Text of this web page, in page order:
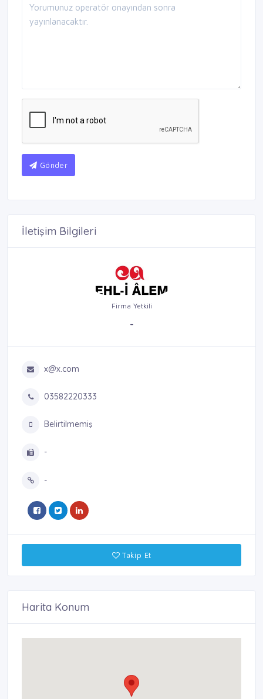
Gönder
İletişim Bilgileri
Firma Yetkili
-
x@x.com
03582220333
Belirtilmemiş
-
-
Takip Et
Harita Konum